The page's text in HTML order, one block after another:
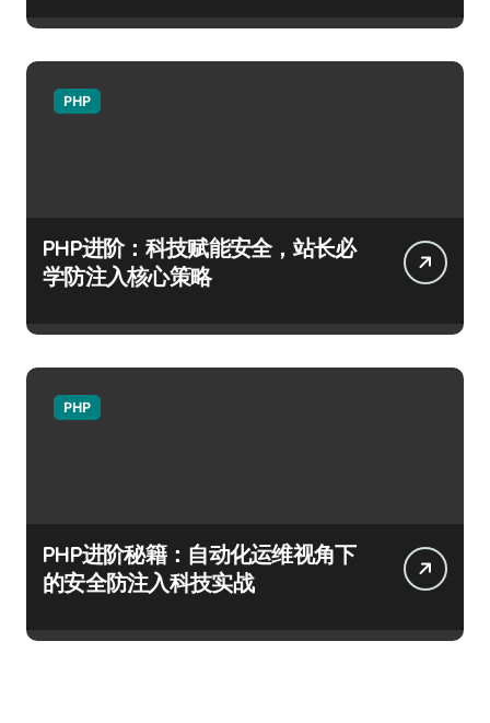
PHP
PHP进阶：科技赋能安全，站长必
学防注入核心策略
PHP
PHP进阶秘籍：自动化运维视角下
的安全防注入科技实战